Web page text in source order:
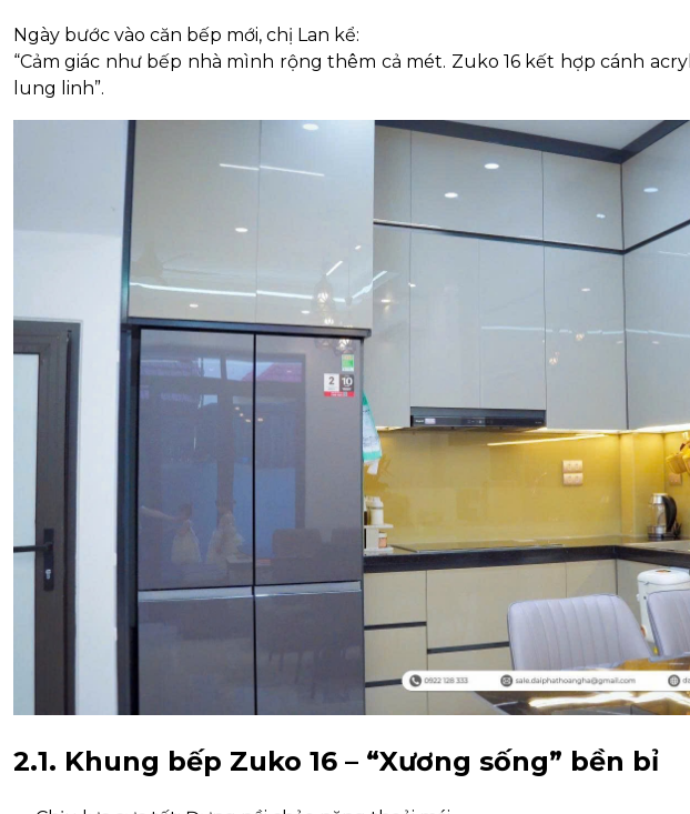
Ngày bước vào căn bếp mới, chị Lan kể:
“Cảm giác như bếp nhà mình rộng thêm cả mét. Zuko 16 kết hợp cánh
lung linh”.
2.1. Khung bếp Zuko 16 – “Xương sống” bền bỉ